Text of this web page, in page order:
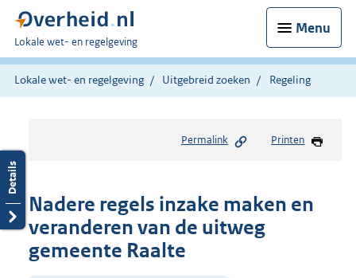
Menu
U
bent
hier:
Lokale wet- en regelgeving
Lokale wet- en regelgeving Uitgebreid zoeken Regeling
Permalink Printen
Nadere regels inzake maken en
veranderen van de uitweg
gemeente Raalte